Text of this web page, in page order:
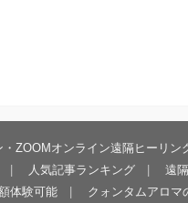
ZOOMオンライン遠隔ヒーリ
人気記事ランキング 遠
体験可能
クォンタムアロマ